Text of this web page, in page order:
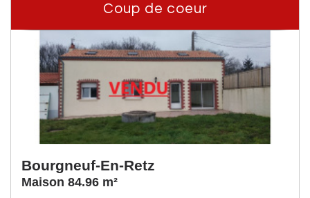
Coup de coeur
Bourgneuf-En-Retz
Maison 84.96 m²